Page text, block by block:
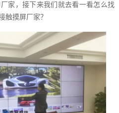
家，接下来我们就去看一看怎么找
触摸屏厂家？